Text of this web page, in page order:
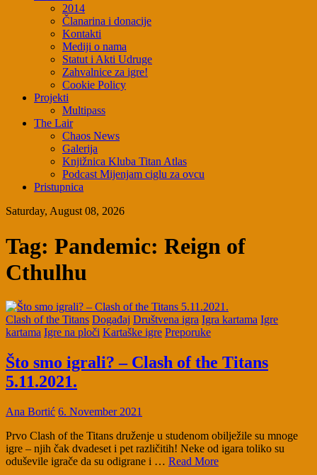
2014
Članarina i donacije
Kontakti
Mediji o nama
Statut i Akti Udruge
Zahvalnice za igre!
Cookie Policy
Projekti
Multipass
The Lair
Chaos News
Galerija
Knjižnica Kluba Titan Atlas
Podcast Mijenjam ciglu za ovcu
Pristupnica
Saturday, August 08, 2026
Tag: Pandemic: Reign of
Cthulhu
Clash of the Titans Događaj Društvena igra Igra kartama Igre
kartama Igre na ploči Kartaške igre Preporuke
Što smo igrali? – Clash of the Titans
5.11.2021.
Ana Bortić 6. November 2021
Prvo Clash of the Titans druženje u studenom obilježile su mnoge
igre – njih čak dvadeset i pet različitih! Neke od igara toliko su
oduševile igrače da su odigrane i … Read More